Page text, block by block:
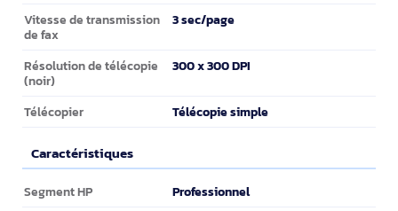
Vitesse de transmission
de fax
3 sec/page
Résolution de télécopie
(noir)
300 x 300 DPI
Télécopier Télécopie simple
Caractéristiques
Caractéristiques
Segment HP Professionnel